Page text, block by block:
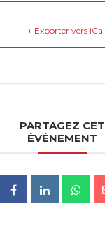
+ Exporter vers iCal
PARTAGEZ CET
ÉVÉNEMENT